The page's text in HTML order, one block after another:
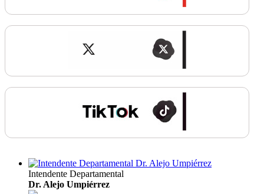
Intendente Departamental
Dr. Alejo Umpiérrez